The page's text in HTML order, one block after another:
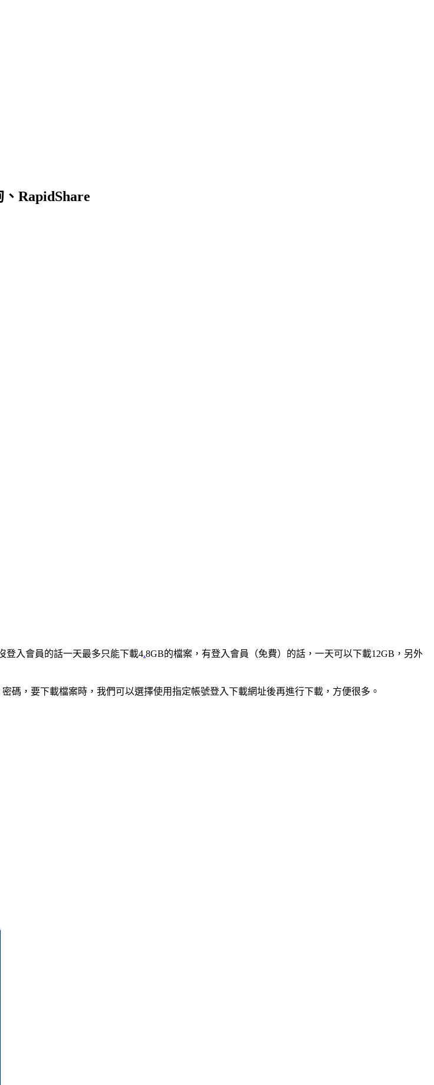
RapidShare
登入會員的話一天最多只能下載4.8GB的檔案，有登入會員（免費）的話，一天可以下載12GB，另外
碼，要下載檔案時，我們可以選擇使用指定帳號登入下載網址後再進行下載，方便很多。